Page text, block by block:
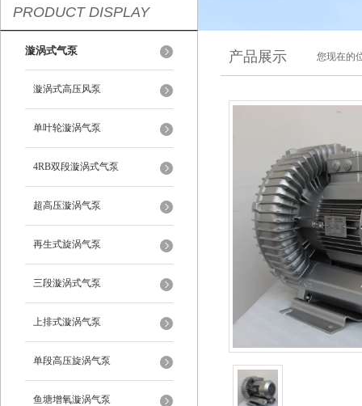
PRODUCT DISPLAY
漩涡式气泵
漩涡式高压风泵
单叶轮漩涡气泵
4RB双段漩涡式气泵
超高压漩涡气泵
再生式旋涡气泵
三段漩涡式气泵
上排式漩涡气泵
单段高压旋涡气泵
鱼塘增氧漩涡气泵
产品展示 您现在的